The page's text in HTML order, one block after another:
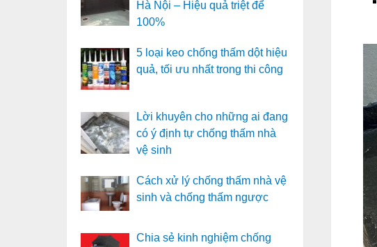
Hà Nội – Hiệu quả triệt để
100%
5 loại keo chống thấm dột hiệu
quả, tối ưu nhất trong thi công
Lời khuyên cho những ai đang
có ý định tự chống thấm nhà
vệ sinh
Cách xử lý chống thấm nhà vệ
sinh và chống thấm ngược
Chia sẻ kinh nghiệm chống